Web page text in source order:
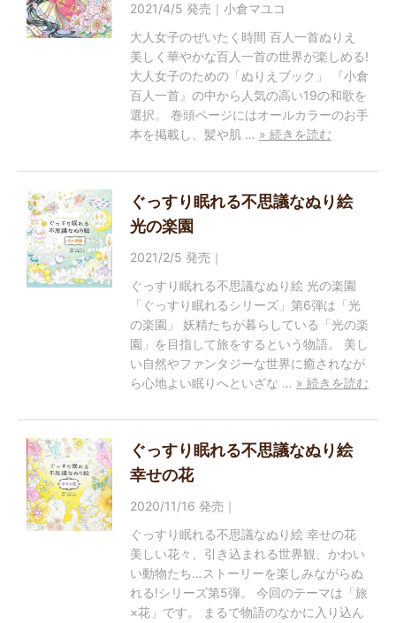
2021/4/5 発売｜小倉マユコ
大人女子のぜいたく時間 百人一首ぬりえ
美しく華やかな百人一首の世界が楽しめる!
大人女子のための「ぬりえブック」 『小倉
百人一首』の中から人気の高い19の和歌を
選択。 巻頭ページにはオールカラーのお手
本を掲載し、髪や肌 … » 続きを読む
ぐっすり眠れる不思議なぬり絵
光の楽園
2021/2/5 発売｜
ぐっすり眠れる不思議なぬり絵 光の楽園
「ぐっすり眠れるシリーズ」第6弾は「光
の楽園」 妖精たちが暮らしている「光の楽
園」を目指して旅をするという物語。 美し
い自然やファンタジーな世界に癒されなが
ら心地よい眠りへといざな … » 続きを読む
ぐっすり眠れる不思議なぬり絵
幸せの花
2020/11/16 発売｜
ぐっすり眠れる不思議なぬり絵 幸せの花
美しい花々、引き込まれる世界観、かわい
い動物たち…ストーリーを楽しみながらぬ
れる!シリーズ第5弾。 今回のテーマは「旅
×花」です。 まるで物語のなかに入り込ん